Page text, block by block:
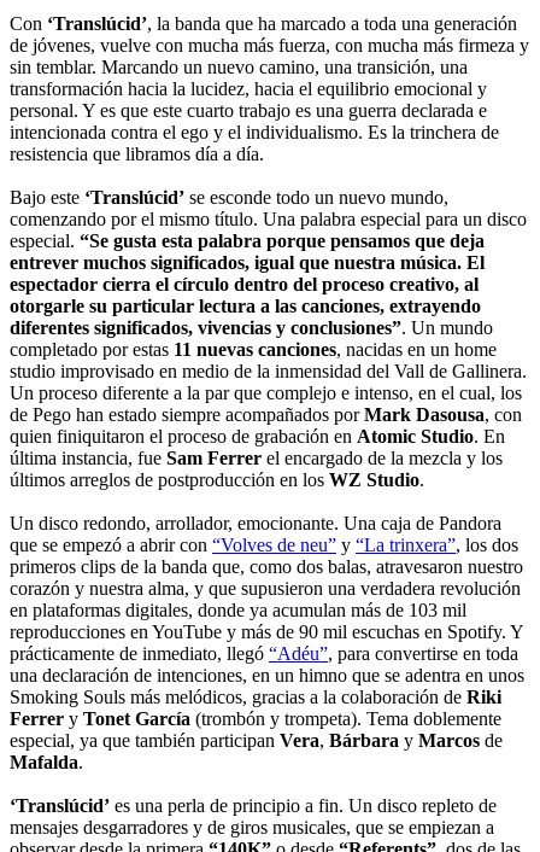
Con ‘Translúcid’, la banda que ha marcado a toda una generación
de jóvenes, vuelve con mucha más fuerza, con mucha más firmeza y
sin temblar. Marcando un nuevo camino, una transición, una
transformación hacia la lucidez, hacia el equilibrio emocional y
personal. Y es que este cuarto trabajo es una guerra declarada e
intencionada contra el ego y el individualismo. Es la trinchera de
resistencia que libramos día a día.
Bajo este ‘Translúcid’ se esconde todo un nuevo mundo,
comenzando por el mismo título. Una palabra especial para un disco
especial. “Se gusta esta palabra porque pensamos que deja
entrever muchos significados, igual que nuestra música. El
espectador cierra el círculo dentro del proceso creativo, al
otorgarle su particular lectura a las canciones, extrayendo
diferentes significados, vivencias y conclusiones”. Un mundo
completado por estas 11 nuevas canciones, nacidas en un home
studio improvisado en medio de la inmensidad del Vall de Gallinera.
Un proceso diferente a la par que complejo e intenso, en el cual, los
de Pego han estado siempre acompañados porMark Dasousa, con
quien finiquitaron el proceso de grabación en Atomic Studio. En
última instancia, fue Sam Ferrer el encargado de la mezcla y los
últimos arreglos de postproducción en los WZ Studio.
Un disco redondo, arrollador, emocionante. Una caja de Pandora
que se empezó a abrir con “Volves de neu” y “La trinxera”, los dos
primeros clips de la banda que, como dos balas, atravesaron nuestro
corazón y nuestra alma, y que supusieron una verdadera revolución
en plataformas digitales, donde ya acumulan más de 103 mil
reproducciones en YouTube y más de 90 mil escuchas en Spotify. Y
prácticamente de inmediato, llegó “Adéu”, para convertirse en toda
una declaración de intenciones, en un himno que se adentra en unos
Smoking Souls más melódicos, gracias a la colaboración de Riki
Ferrer y Tonet García (trombón y trompeta). Tema doblemente
especial, ya que también participan Vera, Bárbara y Marcos de
Mafalda.
‘Translúcid’ es una perla de principio a fin. Un disco repleto de
mensajes desgarradores y de giros musicales, que se empiezan a